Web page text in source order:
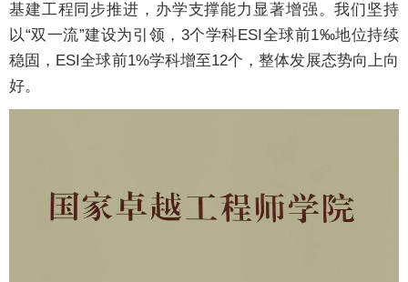
基建工程同步推进，办学支撑能力显著增强。我们坚持
以“双一流”建设为引领，3个学科ESI全球前1‰地位持续
稳固，ESI全球前1%学科增至12个，整体发展态势向上向
好。